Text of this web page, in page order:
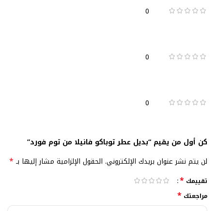
0
0
0
كن أول من يقيم “بديل عطر توباكو فانيلا من توم فورد”
لن يتم نشر عنوان بريدك الإلكتروني. الحقول الإلزامية مشار إليها بـ *
تقييمك *
مراجعتك *